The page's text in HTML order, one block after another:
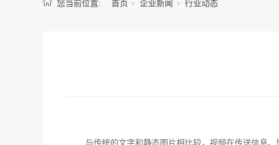
您当前位置: 首页 企业新闻 行业动态
与传统的文字和静态图片相比较，视频在传送信息